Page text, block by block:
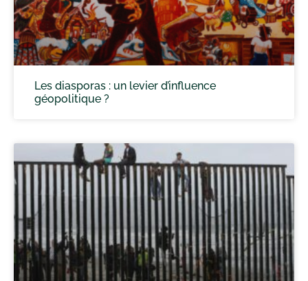
Les diasporas : un levier d’influence
géopolitique ?